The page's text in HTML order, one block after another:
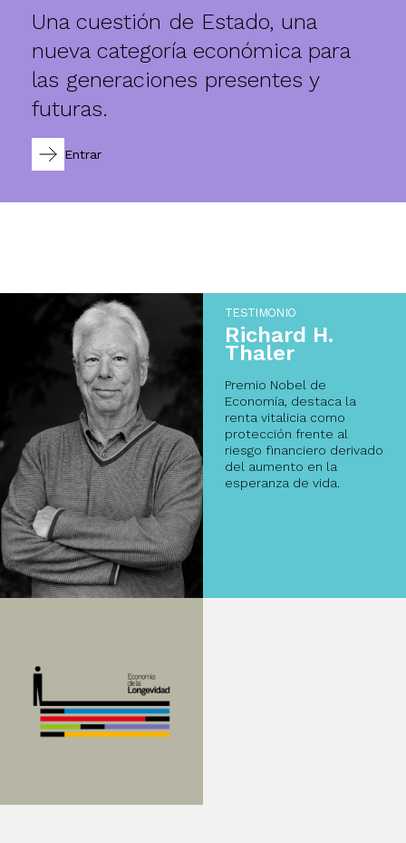
Una cuestión de Estado, una
nueva categoría económica para
las generaciones presentes y
futuras.
Entrar
TESTIMONIO
Richard H.
Thaler
Premio Nobel de
Economía, destaca la
renta vitalicia como
protección frente al
riesgo financiero derivado
del aumento en la
esperanza de vida.